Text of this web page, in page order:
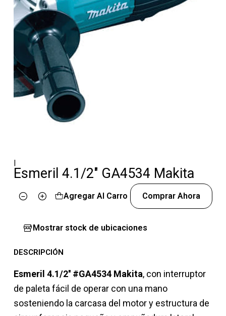
|
Esmeril 4.1/2" GA4534 Makita
Cantidad
Agregar Al Carro Comprar Ahora
Mostrar stock de ubicaciones
DESCRIPCIÓN
Esmeril 4.1/2'' #GA4534 Makita, con interruptor
de paleta fácil de operar con una mano
sosteniendo la carcasa del motor y estructura de